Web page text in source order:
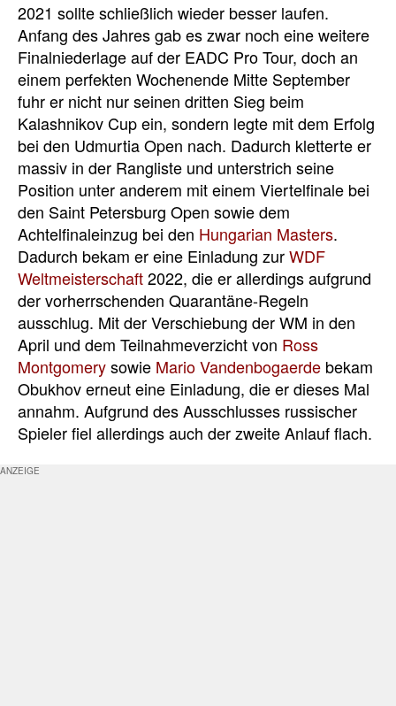
2021 sollte schließlich wieder besser laufen.
Anfang des Jahres gab es zwar noch eine weitere
Finalniederlage auf der EADC Pro Tour, doch an
einem perfekten Wochenende Mitte September
fuhr er nicht nur seinen dritten Sieg beim
Kalashnikov Cup ein, sondern legte mit dem Erfolg
bei den Udmurtia Open nach. Dadurch kletterte er
massiv in der Rangliste und unterstrich seine
Position unter anderem mit einem Viertelfinale bei
den Saint Petersburg Open sowie dem
Achtelfinaleinzug bei den Hungarian Masters.
Dadurch bekam er eine Einladung zurWDF
Weltmeisterschaft2022, die er allerdings aufgrund
der vorherrschenden Quarantäne-Regeln
ausschlug. Mit der Verschiebung der WM in den
April und dem Teilnahmeverzicht von Ross
Montgomerysowie Mario Vandenbogaerde bekam
Obukhov erneut eine Einladung, die er dieses Mal
annahm. Aufgrund des Ausschlusses russischer
Spieler fiel allerdings auch der zweite Anlauf flach.